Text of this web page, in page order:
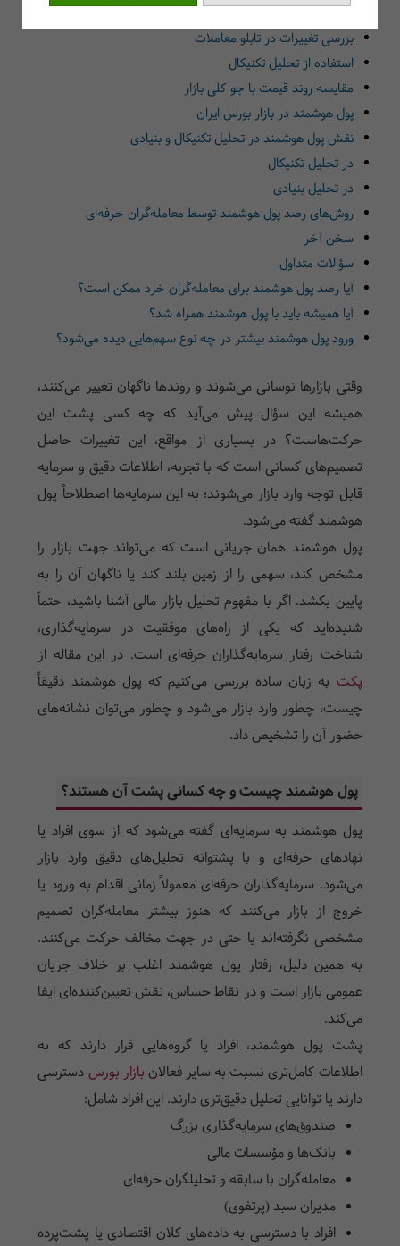
بررسی تغییرات در تابلو معاملات
استفاده از تحلیل تکنیکال
مقایسه روند قیمت با جو کلی بازار
پول هوشمند در بازار بورس ایران
نقش پول هوشمند در تحلیل تکنیکال و بنیادی
در تحلیل تکنیکال
در تحلیل بنیادی
روش‌های رصد پول هوشمند توسط معامله‌گران حرفه‌ای
سخن آخر
سؤالات متداول
آیا رصد پول هوشمند برای معامله‌گران خرد ممکن است؟
آیا همیشه باید با پول هوشمند همراه شد؟
ورود پول هوشمند بیشتر در چه نوع سهم‌هایی دیده می‌شود؟
وقتی بازارها نوسانی می‌شوند و روندها ناگهان تغییر می‌کنند،
همیشه این سؤال پیش می‌آید که چه کسی پشت این
حرکت‌هاست؟ در بسیاری از مواقع، این تغییرات حاصل
تصمیم‌های کسانی است که با تجربه، اطلاعات دقیق و سرمایه
قابل توجه وارد بازار می‌شوند؛ به این سرمایه‌ها اصطلاحاً پول
هوشمند گفته می‌شود.
پول هوشمند همان جریانی است که می‌تواند جهت بازار را
مشخص کند، سهمی را از زمین بلند کند یا ناگهان آن را به
پایین بکشد. اگر با مفهوم تحلیل بازار مالی آشنا باشید، حتماً
شنیده‌اید که یکی از راه‌های موفقیت در سرمایه‌گذاری،
شناخت رفتار سرمایه‌گذاران حرفه‌ای است. در این مقاله از
پکت به زبان ساده بررسی می‌کنیم که پول هوشمند دقیقاً
چیست، چطور وارد بازار می‌شود و چطور می‌توان نشانه‌های
حضور آن را تشخیص داد.
پول هوشمند چیست و چه کسانی پشت آن هستند؟
پول هوشمند به سرمایه‌ای گفته می‌شود که از سوی افراد یا
نهادهای حرفه‌ای و با پشتوانه تحلیل‌های دقیق وارد بازار
می‌شود. سرمایه‌گذاران حرفه‌ای معمولاً زمانی اقدام به ورود یا
خروج از بازار می‌کنند که هنوز بیشتر معامله‌گران تصمیم
مشخصی نگرفته‌اند یا حتی در جهت مخالف حرکت می‌کنند.
به همین دلیل، رفتار پول هوشمند اغلب بر خلاف جریان
عمومی بازار است و در نقاط حساس، نقش تعیین‌کننده‌ای ایفا
می‌کند.
پشت پول هوشمند، افراد یا گروه‌هایی قرار دارند که به
اطلاعات کامل‌تری نسبت به سایر فعالان بازار بورس دسترسی
دارند یا توانایی تحلیل دقیق‌تری دارند. این افراد شامل:
صندوق‌های سرمایه‌گذاری بزرگ
بانک‌ها و مؤسسات مالی
معامله‌گران با سابقه و تحلیلگران حرفه‌ای
مدیران سبد (پرتفوی)
افراد با دسترسی به داده‌های کلان اقتصادی یا پشت‌پرده